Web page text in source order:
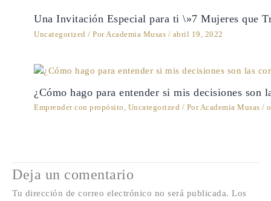
Una Invitación Especial para ti \»7 Mujeres que
Uncategorized / Por Academia Musas / abril 19, 2022
¿Cómo hago para entender si mis decisiones son
Emprender con propósito, Uncategorized / PorAcademia Musas/
Deja un comentario
Tu dirección de correo electrónico no será publicada. Los